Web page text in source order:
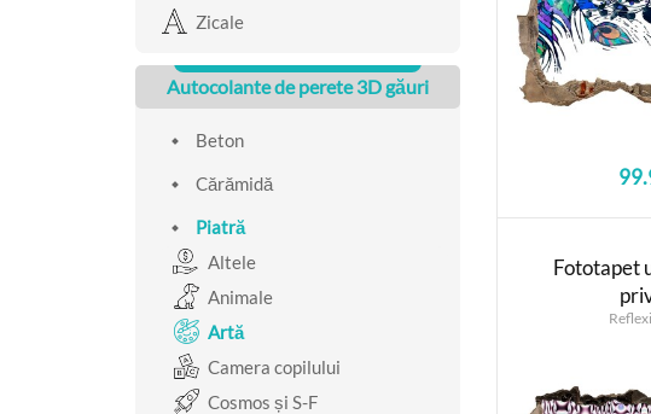
Zicale
Autocolante de perete 3D găuri
Beton
Cărămidă
Piatră
Altele
Animale
Artă
Camera copilului
Cosmos și S-F
Fototapet